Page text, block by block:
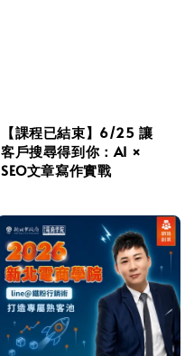
【課程已結束】6/25 讓
客戶搜尋得到你：AI ×
SEO文章寫作實戰